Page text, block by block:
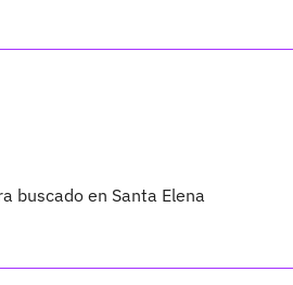
buscado en Santa Elena